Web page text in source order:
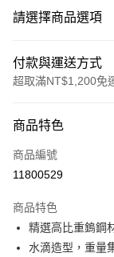
請選擇商品選項
付款與運送方式
超取滿NT$1,200免
信用卡一次付款
信用卡分期付款
合作金庫商業銀行
華南商業銀行
上海商業儲蓄銀行
超商取貨付款
Apple Pay
商品特色
商品編號
11800529
商品特色
精選高比重鎢鋼
水滴造型，重量